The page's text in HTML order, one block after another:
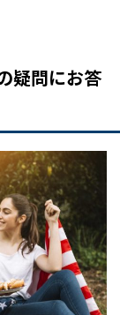
疑問にお答